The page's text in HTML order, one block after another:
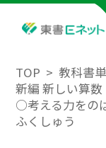
TOP
教科書
新編 新しい算
○考える力をの
ふくしゅう